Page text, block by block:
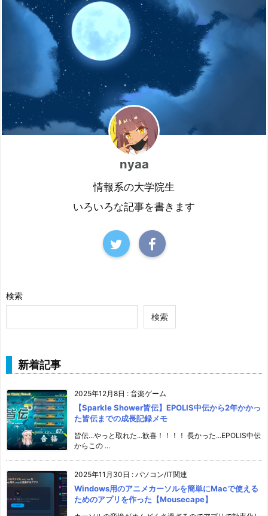
nyaa
情報系の大学院生
いろいろな記事を書きます
検索
検索
新着記事
2025年12月8日 : 音楽ゲーム
【Sparkle Shower皆伝】EPOLIS中伝から2年かかっ
た皆伝までの成長記録メモ
皆伝...やっと取れた...歓喜！！！！ 長かった...EPOLIS中伝
からこの ...
2025年11月30日 : パソコン/IT関連
Windows用のアニメカーソルを簡単にMacで使える
ためのアプリを作った【Mousecape】